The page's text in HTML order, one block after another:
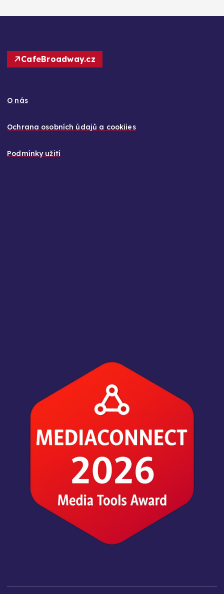
CafeBroadway.cz
O nás
Ochrana osobních údajů a cookiies
Podmínky užití